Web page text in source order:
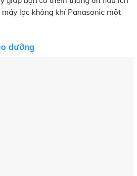
lọc không khí Panasonic một
dưỡng